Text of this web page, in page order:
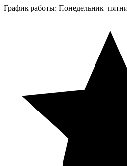
График работы: